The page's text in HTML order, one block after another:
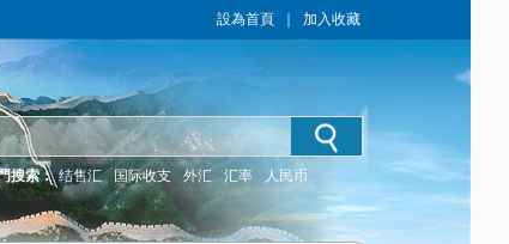
設為首頁 加入收藏
搜索： 结售汇 国际收支 外汇 汇率 人民币